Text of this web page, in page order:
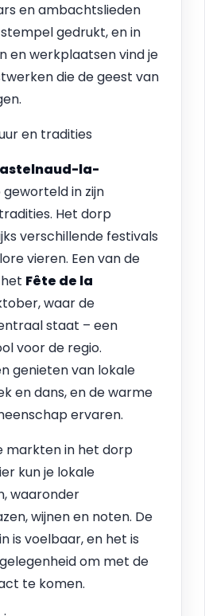
en ambachtslieden
gedrukt, en in
en werkplaatsen vind je
die de geest van
en tradities
la-
geworteld in zijn
Het dorp
verschillende festivals
vieren. Een van de
Fête de la
waar de
staat – een
voor de regio.
genieten van lokale
en dans, en de warme
ervaren.
markten in het dorp
kun je lokale
waaronder
wijnen en noten. De
is voelbaar, en het is
om met de
te komen.